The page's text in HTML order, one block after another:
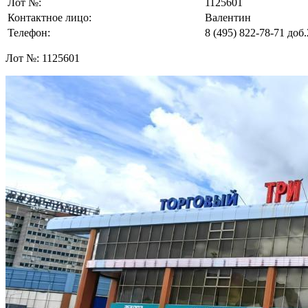
Контактное лицо:
Валентин
Телефон:
8 (495) 822-78-71
Лот №: 1125601